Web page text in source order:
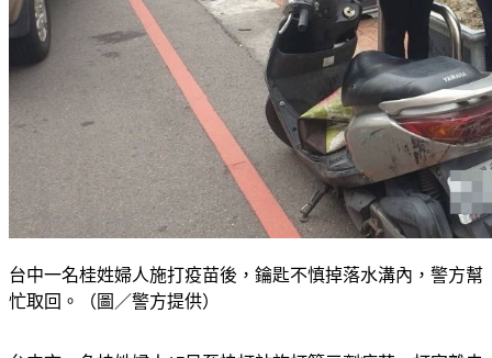
台中一名桂姓婦人施打疫苗後，鑰匙不慎掉落水溝內，警方幫
忙取回。（圖／警方提供）